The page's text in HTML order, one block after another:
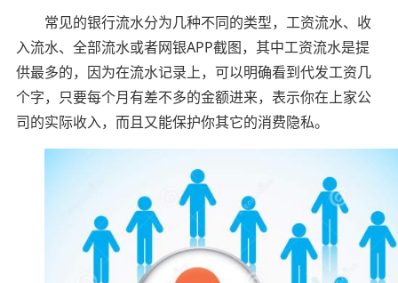
常见的银行流水分为几种不同的类型，工资流水、收
入流水、全部流水或者网银APP截图，其中工资流水是提
供最多的，因为在流水记录上，可以明确看到代发工资几
个字，只要每个月有差不多的金额进来，表示你在上家公
司的实际收入，而且又能保护你其它的消费隐私。